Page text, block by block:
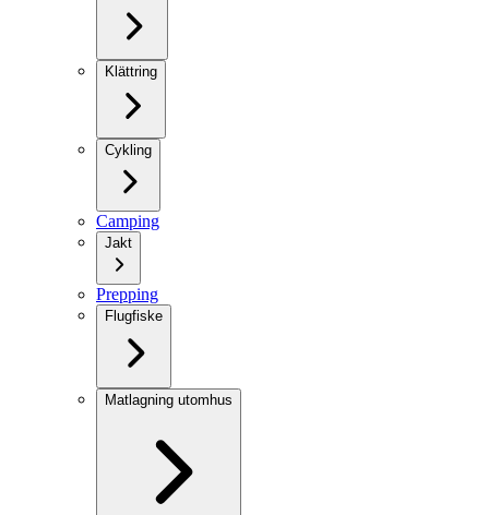
Klättring
Cykling
Camping
Jakt
Prepping
Flugfiske
Matlagning utomhus